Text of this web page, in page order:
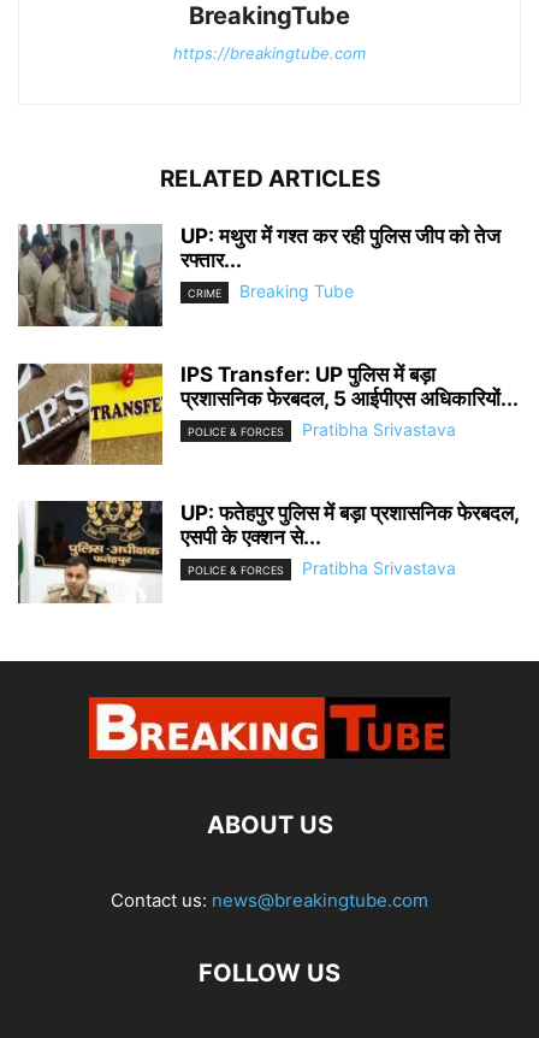
BreakingTube
https://breakingtube.com
RELATED ARTICLES
UP: मथुरा में गश्त कर रही पुलिस जीप को तेज
रफ्तार...
CRIME Breaking Tube
IPS Transfer: UP पुलिस में बड़ा
प्रशासनिक फेरबदल, 5 आईपीएस अधिकारियों...
POLICE & FORCES Pratibha Srivastava
UP: फतेहपुर पुलिस में बड़ा प्रशासनिक फेरबदल,
एसपी के एक्शन से...
POLICE & FORCES Pratibha Srivastava
ABOUT US
Contact us: news@breakingtube.com
FOLLOW US